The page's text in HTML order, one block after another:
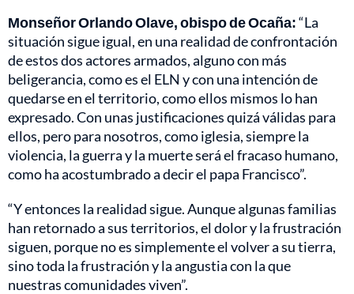
Monseñor Orlando Olave, obispo de Ocaña:“La
situación sigue igual, en una realidad de confrontación
de estos dos actores armados, alguno con más
beligerancia, como es el ELN y con una intención de
quedarse en el territorio, como ellos mismos lo han
expresado. Con unas justificaciones quizá válidas para
ellos, pero para nosotros, como iglesia, siempre la
violencia, la guerra y la muerte será el fracaso humano,
como ha acostumbrado a decir el papa Francisco”.
“Y entonces la realidad sigue. Aunque algunas familias
han retornado a sus territorios, el dolor y la frustración
siguen, porque no es simplemente el volver a su tierra,
sino toda la frustración y la angustia con la que
nuestras comunidades viven”.